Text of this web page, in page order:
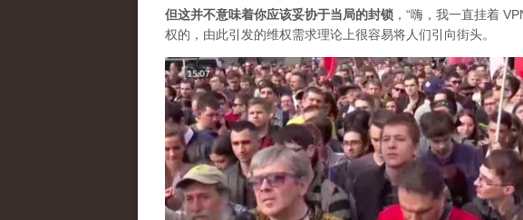
但这并不意味着你应该妥协于当局的封锁 ，“嗨，我一直挂着
权的，由此引发的维权需求理论上很容易将人们引向街头。